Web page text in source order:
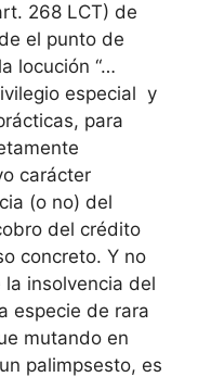
268 LCT) de
el punto de
locución “…
especial y
para
carácter
(o no) del
del crédito
concreto. Y no
insolvencia del
especie de rara
mutando en
palimpsesto, es